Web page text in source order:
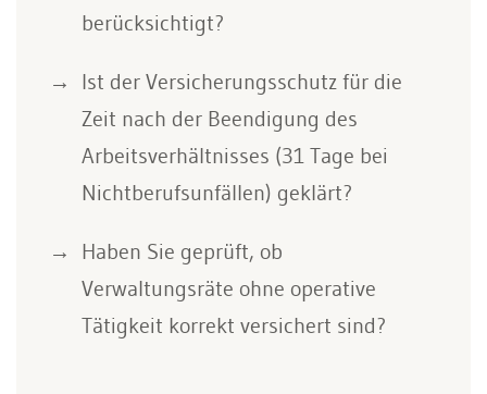
berücksichtigt?
Ist der Versicherungsschutz für die
Zeit nach der Beendigung des
Arbeitsverhältnisses (31 Tage bei
Nichtberufsunfällen) geklärt?
Haben Sie geprüft, ob
Verwaltungsräte ohne operative
Tätigkeit korrekt versichert sind?